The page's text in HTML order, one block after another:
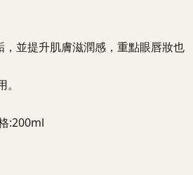
，並提升肌膚滋潤感，重點眼唇妝也
:200ml